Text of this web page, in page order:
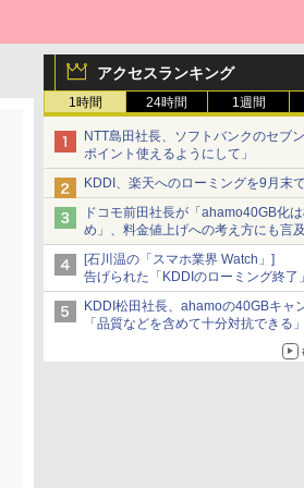
アクセスランキング
1時間 24時間 1週間
NTT島田社長、ソフトバンクのセブ
ポイント使えるようにして」
KDDI、楽天へのローミングを9月末
ドコモ前田社長が「ahamo40GB化
め」、料金値上げへの考え方にも言及
[石川温の「スマホ業界 Watch」]
告げられた「KDDIのローミング終了
マップの落とし穴と楽天モバイルの
KDDI松田社長、ahamoの40GBキャ
「品質などを含めて十分対抗できる」